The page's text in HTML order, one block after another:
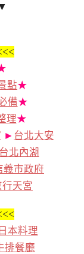
點★
備★
理★
► 台北大安
台北內湖
義市政府
天宮
本料理
排餐廳